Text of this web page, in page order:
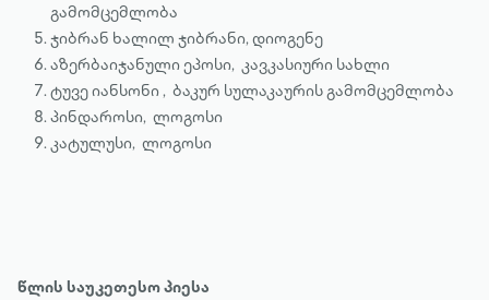
გამომცემლობა
ჯიბრან ხალილ ჯიბრანი, დიოგენე
აზერბაიჯანული ეპოსი, კავკასიური სახლი
ტუვე იანსონი , ბაკურ სულაკაურის გამომცემლობა
პინდაროსი, ლოგოსი
კატულუსი, ლოგოსი
წლის საუკეთესო პიესა